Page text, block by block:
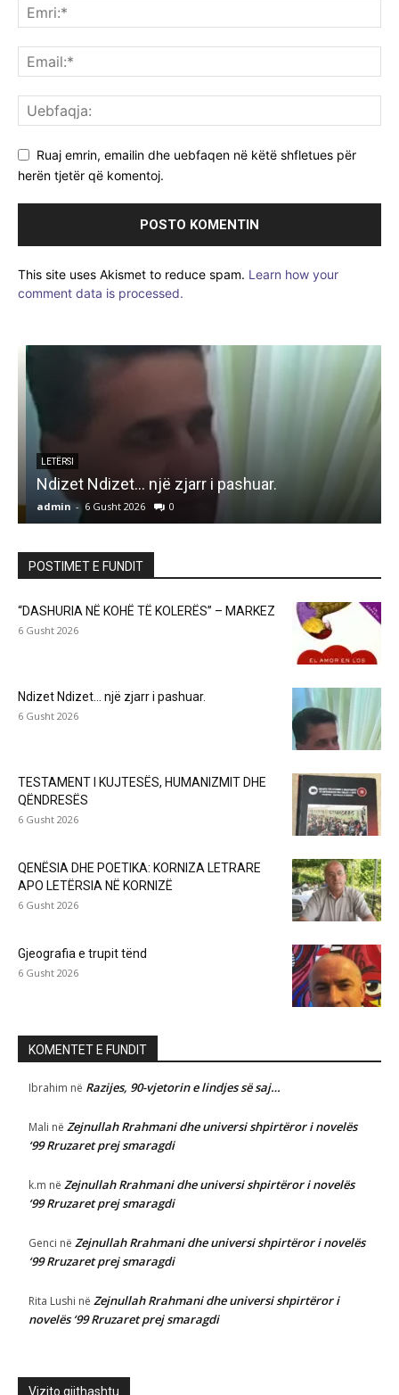
Ruaj emrin, emailin dhe uebfaqen në këtë shfletues për
herën tjetër që komentoj.
This site uses Akismet to reduce spam. Learn how your
comment data is processed.
LETËRSI
Ndizet Ndizet… një zjarr i pashuar.
admin - 6 Gusht 2026 0
POSTIMET E FUNDIT
“DASHURIA NË KOHË TË KOLERËS” – MARKEZ
6 Gusht 2026
Ndizet Ndizet… një zjarr i pashuar.
6 Gusht 2026
TESTAMENT I KUJTESËS, HUMANIZMIT DHE
QËNDRESËS
6 Gusht 2026
QENËSIA DHE POETIKA: KORNIZA LETRARE
APO LETËRSIA NË KORNIZË
6 Gusht 2026
Gjeografia e trupit tënd
6 Gusht 2026
KOMENTET E FUNDIT
Ibrahim në Razijes, 90-vjetorin e lindjes së saj…
Mali në Zejnullah Rrahmani dhe universi shpirtëror i novelës
‘99 Rruzaret prej smaragdi
k.m në Zejnullah Rrahmani dhe universi shpirtëror i novelës
‘99 Rruzaret prej smaragdi
Genci në Zejnullah Rrahmani dhe universi shpirtëror i novelës
‘99 Rruzaret prej smaragdi
Rita Lushi në Zejnullah Rrahmani dhe universi shpirtëror i
novelës ‘99 Rruzaret prej smaragdi
Vizito gjithashtu